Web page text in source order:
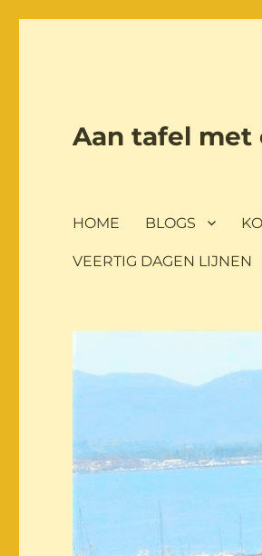
Aan tafel met
HOME BLOGS
VEERTIG DAGEN LIJNEN